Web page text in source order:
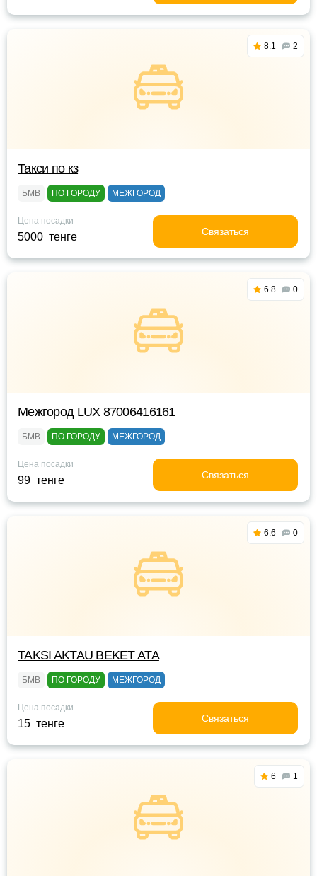
8.1 2
Такси по кз
БМВ ПО ГОРОДУ МЕЖГОРОД
Цена посадки
5000 тенге Связаться
6.8 0
Межгород LUX 87006416161
БМВ ПО ГОРОДУ МЕЖГОРОД
Цена посадки
99 тенге Связаться
6.6 0
TAKSI AKTAU BEKET ATA
БМВ ПО ГОРОДУ МЕЖГОРОД
Цена посадки
15 тенге Связаться
6 1